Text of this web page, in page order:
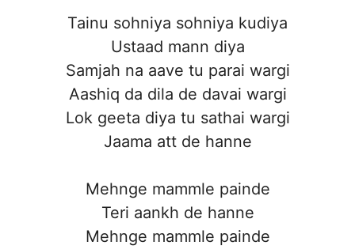
Tainu sohniya sohniya kudiya
Ustaad mann diya
Samjah na aave tu parai wargi
Aashiq da dila de davai wargi
Lok geeta diya tu sathai wargi
Jaama att de hanne
Mehnge mammle painde
Teri aankh de hanne
Mehnge mammle painde